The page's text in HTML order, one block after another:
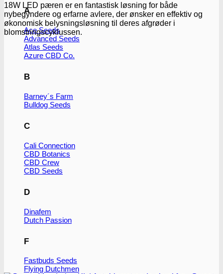
A
Ace Seeds
Advanced Seeds
Atlas Seeds
Azure CBD Co.
B
Barney´s Farm
Bulldog Seeds
C
Cali Connection
CBD Botanics
CBD Crew
CBD Seeds
D
Dinafem
Dutch Passion
F
Fastbuds Seeds
Flying Dutchmen
18W LED pæren er en fantastisk løsning for både
nybegyndere og erfarne avlere, der ønsker en effektiv og
økonomisk belysningsløsning til deres afgrøder i
blomstringscyklussen.